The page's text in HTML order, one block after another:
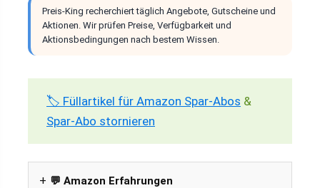
Preis-King recherchiert täglich Angebote, Gutscheine und
Aktionen. Wir prüfen Preise, Verfügbarkeit und
Aktionsbedingungen nach bestem Wissen.
🏷️ Füllartikel für Amazon Spar-Abos &
Spar-Abo stornieren
💬 Amazon Erfahrungen